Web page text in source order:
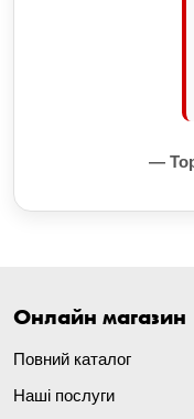
—
Онлайн магазин
Повний каталог
Наші послуги